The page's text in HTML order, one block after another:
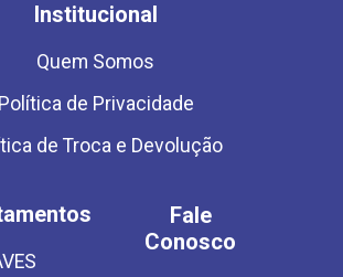
Institucional
Quem Somos
Política de Privacidade
de Troca e Devolução
Fale
Conosco